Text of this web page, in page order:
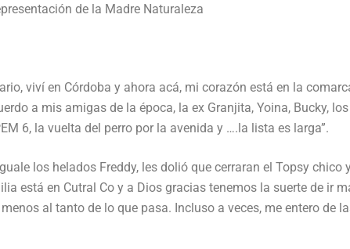
de la Madre Naturaleza
viví en Córdoba y ahora acá, mi corazón está en la
a mis amigas de la época, la ex Granjita, Yoina, Bucky,
6, la vuelta del perro por la avenida y ….la lista es larga”.
los helados Freddy, les dolió que cerraran el Topsy chico
está en Cutral Co y a Dios gracias tenemos la suerte de ir
al tanto de lo que pasa. Incluso a veces, me entero de